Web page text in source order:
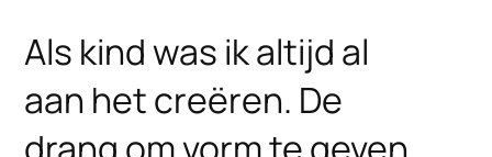
Als kind was ik altijd al
aan het creëren. De